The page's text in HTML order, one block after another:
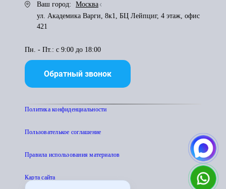
Ваш город:
Москва
ул. Академика Варги, 8к1, БЦ Лейпциг, 4 этаж, офис
421
Пн. - Пт.: с 9:00 до 18:00
Обратный звонок
Политика конфиденциальности
Пользователькое соглашение
Правила использования материалов
Карта сайта